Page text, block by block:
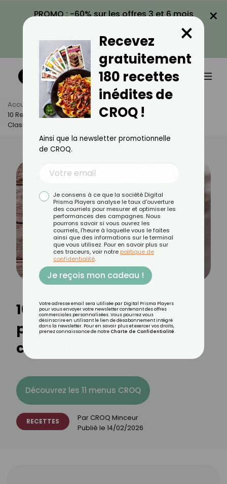
PROMO : -60% sur les offres 3 et 6 mois
VOIR LA PROMO
×
Accueil Actus
Recettes
10 Recettes De Blanquettes Pour Réinventer Ce Grand
Classique
10 recettes de blanquettes
pour réinventer ce grand
classique
Découvrez les 11 menus CROQ
RECETTES Par CROQ Minceur
Publié le 14/02/2026
Recevez
gratuitement
180 recettes
inédites de
CROQ !
×
Ainsi que la newsletter promotionnelle
de CROQ.
Je consens à ce que la société Digital
Prisma Players analyse le taux d'ouverture
des courriels pour mesurer et optimiser les
performances des campagnes. Nous
pourrons savoir si vous ouvrez les
courriels, l'heure à laquelle vous le faites
ainsi que des informations sur le terminal
que vous utilisez. Pour en savoir plus sur
ces traceurs, voir notre politique de
confidentialité.
Je reçois mon cadeau !
Votre adresse email sera utilisée par Digital Prisma Players
pour vous envoyer votre newsletter contenant des offres
commerciales personnalisées. Vous pourrez vous
désinscrire en utilisant le lien de désabonnement intégré
dans la newsletter. Pour en savoir plus et exercer vos droits,
prenez connaissance de notre Charte de Confidentialité.